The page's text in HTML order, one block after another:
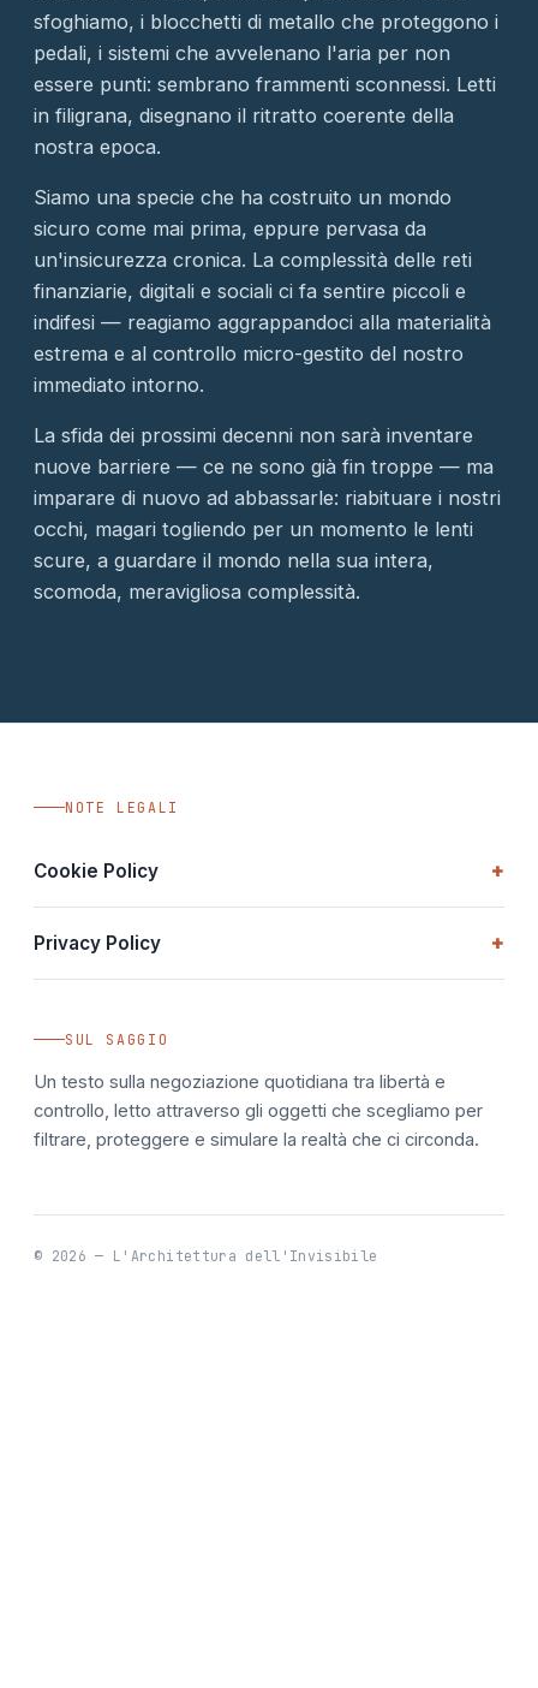
sfoghiamo, i blocchetti di metallo che proteggono i
pedali, i sistemi che avvelenano l'aria per non
essere punti: sembrano frammenti sconnessi. Letti
in filigrana, disegnano il ritratto coerente della
nostra epoca.
Siamo una specie che ha costruito un mondo
sicuro come mai prima, eppure pervasa da
un'insicurezza cronica. La complessità delle reti
finanziarie, digitali e sociali ci fa sentire piccoli e
indifesi — reagiamo aggrappandoci alla materialità
estrema e al controllo micro-gestito del nostro
immediato intorno.
La sfida dei prossimi decenni non sarà inventare
nuove barriere — ce ne sono già fin troppe — ma
imparare di nuovo ad abbassarle: riabituare i nostri
occhi, magari togliendo per un momento le lenti
scure, a guardare il mondo nella sua intera,
scomoda, meravigliosa complessità.
NOTE LEGALI
Cookie Policy +
editoriale. Non utilizza cookie di profilazione, analytics o
marketing di terze parti. Non viene salvato alcun dato di
Privacy Policy +
contatto, tracciamento o servizi esterni che richiedano
informazioni identificative.
SUL SAGGIO
Un testo sulla negoziazione quotidiana tra libertà e
controllo, letto attraverso gli oggetti che scegliamo per
filtrare, proteggere e simulare la realtà che ci circonda.
© 2026 — L'Architettura dell'Invisibile